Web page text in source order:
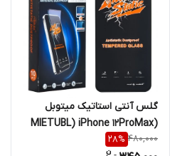
گلس آنتی استاتیک میتوبل
(MIETUBL) iPhone 12ProMax
480,000
28%